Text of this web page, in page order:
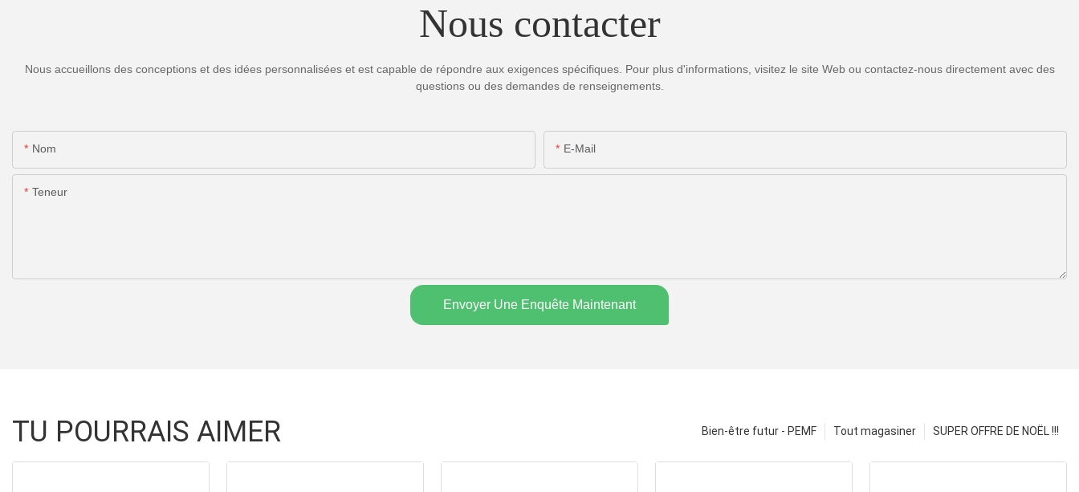
Nous contacter
Nous accueillons des conceptions et des idées personnalisées et est capable de répondre aux exigences spécifiques. Pour plus d'informations, visitez le site Web ou contactez-nous directement avec des
questions ou des demandes de renseignements.
Nom E-Mail
Teneur
Envoyer Une Enquête Maintenant
TU POURRAIS AIMER SUPER OFFRE DE NOËL !!!
Tout magasiner
Bien-être futur - PEMF